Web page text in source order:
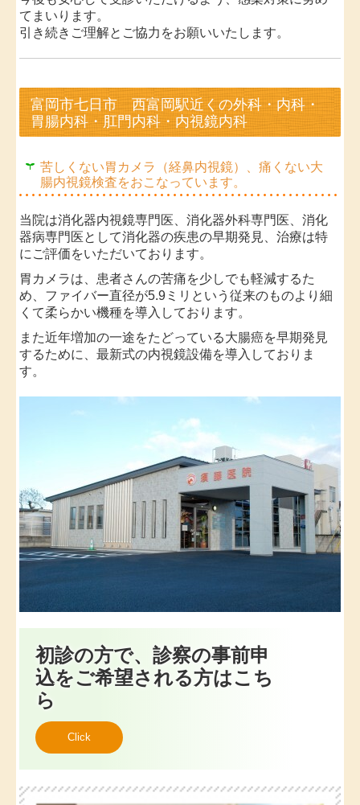
てまいります。
引き続きご理解とご協力をお願いいたします。
8月10日（月）～8月15日（土）まで臨時休診とさせて
いただきます。
■2026.4.17...院内感染対策 について
これまで、新型コロナウイルス感染症などの院内感染
対策として、院内でのマスク着用をお願いしてまいり
ました。
り、院内でのマスク着用は任意といたします。
咳・くしゃみ・鼻水などの症状がある場合は、必ず
患者さんの状況により、職員からマスク着用をお願
いすることがあります。
用」とする場合があります。
まずご自宅から当院へ電話をしてから来院くださ
今後も安心して受診いただけるよう、感染対策に努め
てまいります。引き続きご理解とご協力をお願いいた
します。
富岡市七日市 西富岡駅近くの外科・内科・
胃腸内科・肛門内科・内視鏡内科
苦しくない胃カメラ（経鼻内視鏡）、痛くない大
腸内視鏡検査をおこなっています。
当院は消化器内視鏡専門医、消化器外科専門医、消化
器病専門医として消化器の疾患の早期発見、治療は特
にご評価をいただいております。
胃カメラは、患者さんの苦痛を少しでも軽減するた
め、ファイバー直径が5.9ミリという従来のものより細
くて柔らかい機種を導入しております。
また近年増加の一途をたどっている大腸癌を早期発見
するために、最新式の内視鏡設備を導入しておりま
す。
初診の方で、診察の事前申
込をご希望される方はこち
ら
Click